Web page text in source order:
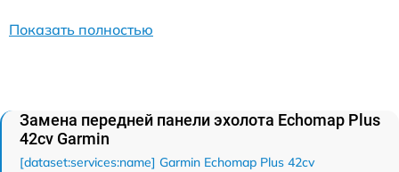
Показать полностью
Замена передней панели эхолота Echomap Plus
42cv Garmin
[dataset:services:name] Garmin Echomap Plus 42cv